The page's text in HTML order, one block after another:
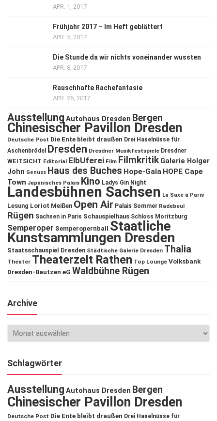
APR. 1, 2017
Frühjahr 2017 – Im Heft geblättert
APR. 5, 2017
Die Stunde da wir nichts voneinander wussten
APR. 8, 2017
Rauschhafte Rachefantasie
APR. 26, 2017
Ausstellung Autohaus Dresden Bergen
Chinesischer Pavillon Dresden
Deutsche Post Die Ente bleibt draußen Drei Haselnüsse für
Aschenbrödel
Dresden Dresdner Musikfestspiele Dresdner
WEITSICHT Editorial ElbUferei Film Filmkritik Galerie Holger
John Genuss Haus des Buches Hope-Gala HOPE Cape
Town Japanisches Palais Kino Ladys Gin Night
Landesbühnen Sachsen La Saxe à Paris
Lesung Loriot Meißen Open Air Palais Sommer Radebeul
Rügen Sachsen in Paris Schauspielhaus Schloss Moritzburg
Semperoper Semperopernball Staatliche
Kunstsammlungen Dresden
Staatsschauspiel Dresden Städtische Galerie Dresden Thalia
Theater Theaterzelt Rathen Top Lounge Volksbank
Dresden-Bautzen eG Waldbühne Rügen
Archive
Schlagwörter
Ausstellung Autohaus Dresden Bergen
Chinesischer Pavillon Dresden
Deutsche Post Die Ente bleibt draußen Drei Haselnüsse für